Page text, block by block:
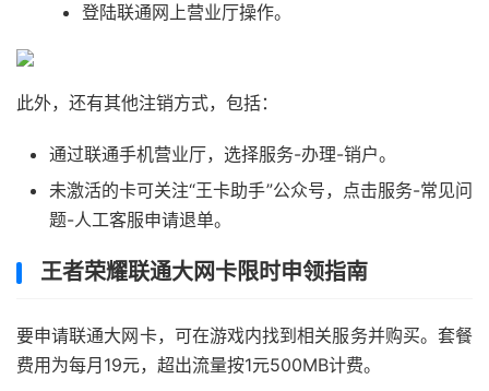
登陆联通网上营业厅操作。
此外，还有其他注销方式，包括：
通过联通手机营业厅，选择服务-办理-销户。
未激活的卡可关注“王卡助手”公众号，点击服务-常见问
题-人工客服申请退单。
王者荣耀联通大网卡限时申领指南
要申请联通大网卡，可在游戏内找到相关服务并购买。套餐
费用为每月19元，超出流量按1元500MB计费。